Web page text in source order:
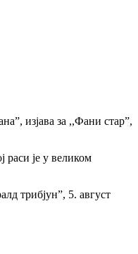
изјава за ,,Фани стар”,
раси је у великом
трибјун”, 5. август